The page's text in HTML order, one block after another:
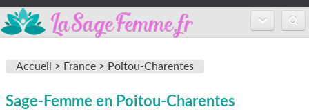
Inscription
Accueil > France > Poitou-Charentes
Sage-Femme en Poitou-Charentes